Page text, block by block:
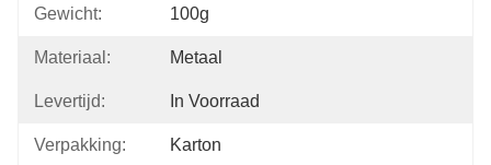
Gewicht: 100g
Materiaal: Metaal
Levertijd: In Voorraad
Verpakking: Karton